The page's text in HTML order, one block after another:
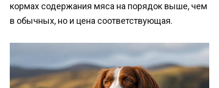
кормах содержания мяса на порядок выше, чем
в обычных, но и цена соответствующая.